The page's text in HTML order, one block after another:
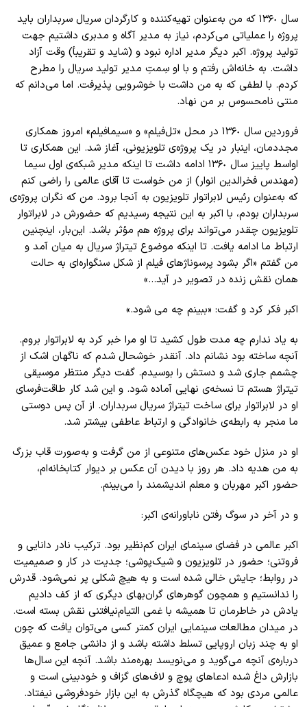
سال ١٣۶٠ که من به‌عنوان تهیه‌کننده و کارگردان سریال سربداران باید
پروژه را عملیاتی می‌کردم، نیاز به مدیر آگاه و مدبری داشتیم جهت
تولید پروژه. اکبر دیگر مدیر اداره نبود و (شاید و تقریبأ) وقت آزاد
داشت. به خانه‌اش رفتم و با او سِمتِ مدیر تولید سریال را مطرح
کردم. با لطفی که به من داشت با خوشرویی پذیرفت. اما می‌دانم که
منتی نامحسوس بر من نهاد.
فروردین سال ١٣۶٠ در محل «تل‌فیلم» و «سیمافیلم» امروز همکاری
مجددمان، اینبار در یک پروژه‌ی تلویزیونی، آغاز شد. این همکاری تا
اواسط پاییز سال ١٣۶٠ ادامه داشت تا اینکه مدیر شبکه‌ی اول سیما
(مهندس فخرالدین انوار) از من خواست تا آقای عالمی را راضی کنم
که به‌عنوان رئیس لابراتوار تلویزیون به آنجا برود. من که نگران پروژه‌ی
سربداران بودم، با اکبر به این نتیجه رسیدیم که حضورش در لابراتوار
تلویزیون چقدر می‌تواند برای پروژه هم مؤثر باشد. این‌بار، اینچنین
ارتباط ما ادامه یافت. تا اینکه موضوع تیتراژ سریال به میان آمد و
من گفتم «اگر بشود پرسوناژهای فیلم از شکل سنگواره‌ای به حالت
همان نقش زنده در تصویر در آید…»
اکبر فکر کرد و گفت: «ببینم چه می شود.»
به‌ یاد ندارم چه مدت طول کشید تا او مرا خبر کرد به لابراتوار بروم.
آنچه ساخته بود نشانم داد. آنقدر خوشحال شدم که ناگهان اشک از
چشمم جاری شد و دستش را بوسیدم. گفت دیگر منتظر موسیقی
تیتراژ هستم تا نسخه‌ی نهایی آماده شود. و این شد کار طاقت‌فرسای
او در لابراتوار برای ساخت تیتراژ سریال سربداران. از آن ‌پس دوستی
ما منجر به رابطه‌ی خانوادگی و ارتباط عاطفی بیشتر شد.
او در منزل خود عکس‌های متنوعی از من گرفت و به‌صورت قاب بزرگ
به من هدیه داد. هر روز با دیدن آن عکس بر دیوار کتابخانه‌ام،
حضور اکبر مهربان و معلم اندیشمند را می‌بینم.
و در آخر در سوگ رفتن ناباورانه‌ی اکبر:
اکبر عالمی در فضای سینمای ایران کم‌نظیر بود. ترکیب نادر دانایی و
فروتنی؛ حضور در تلویزیون و شیک‌پوشی؛ جدیت در کار و صمیمیت
در روابط؛ جایش خالی شده است و به هیچ شکلی پر نمی‌شود. قدرش
را ندانستیم و همچون گوهرهای گران‌بهای دیگری که از کف دادیم
یادش در خاطرمان تا همیشه با غمی التیام‌نیافتنی نقش بسته است.
در میدان مطالعات سینمایی ایران کمتر کسی می‌توان یافت که چون
او به چند زبان اروپایی تسلط داشته باشد و از دانشی جامع و عمیق
درباره‌ی آنچه می‌گوید و می‌نویسد بهره‌مند باشد. آنچه این سال‌ها
بازارش داغ شده ادعاهای پوچ و لاف‌های گزاف و خودبینی است و
عالمی مردی بود که هیچگاه گذرش به این بازار خودفروشی نیفتاد.